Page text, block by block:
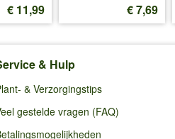
€ 11,99 € 7,69
& Hulp
& Verzorgingstips
gestelde vragen (FAQ)